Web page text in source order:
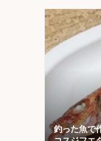
釣った魚で